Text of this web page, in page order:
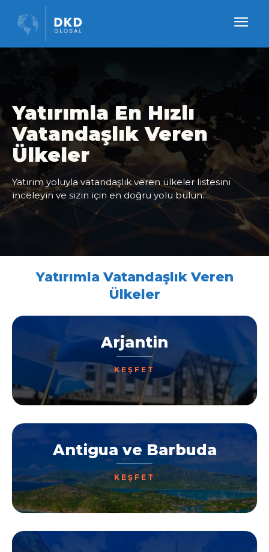
Yatırımla En Hızlı
Vatandaşlık Veren
Ülkeler
Yatırım yoluyla vatandaşlık veren ülkeler listesini
inceleyin ve sizin için en doğru yolu bulun.
Yatırımla Vatandaşlık Veren
Ülkeler
Arjantin
KEŞFET
Antigua ve Barbuda
KEŞFET